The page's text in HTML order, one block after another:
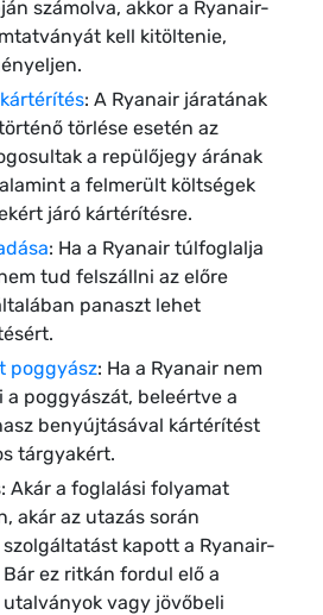
számolva, akkor a Ryanair-
kell kitöltenie,
: A Ryanair járatának
törlése esetén az
a repülőjegy árának
a felmerült költségek
járó kártérítésre.
: Ha a Ryanair túlfoglalja
tud felszállni az előre
panaszt lehet
poggyász: Ha a Ryanair nem
a poggyászát, beleértve a
benyújtásával kártérítést
tárgyakért.
Akár a foglalási folyamat
akár az utazás során
szolgáltatást kapott a Ryanair-
ez ritkán fordul elő a
vagy jövőbeli